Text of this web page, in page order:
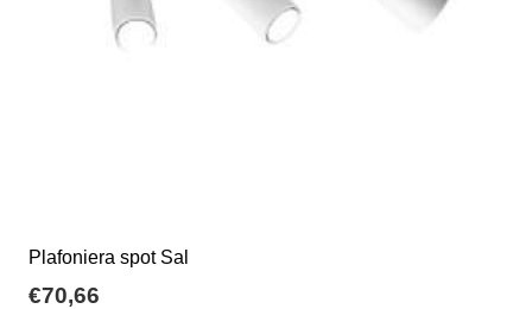
Plafoniera spot Sal
€70,66